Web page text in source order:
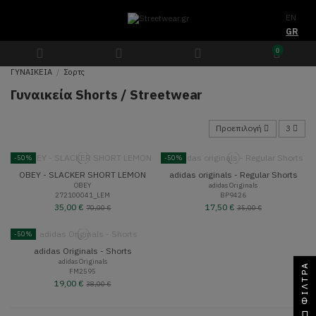
EN
GR
0
ΓΥΝΑΙΚΕΙΑ Σορτς
Γυναικεία Shorts / Streetwear
Προεπιλογή 3
-50%
OBEY - SLACKER SHORT LEMON
OBEY
272100041_LEM
35,00 € 70,00 €
-50%
adidas originals - Regular Shorts
adidas Originals
BP9426
17,50 € 35,00 €
-50%
adidas Originals - Shorts
adidas Originals
FM2595
19,00 € 38,00 € ΦΊΛΤΡΑ